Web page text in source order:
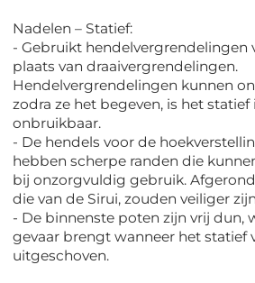
Nadelen – Statief:
- Gebruikt hendelvergrendelingen
plaats van draaivergrendelingen.
Hendelvergrendelingen kunnen
zodra ze het begeven, is het statief
onbruikbaar.
- De hendels voor de
hebben scherpe randen die
bij onzorgvuldig gebruik.
die van de Sirui, zouden veiliger
- De binnenste poten zijn vrij dun,
gevaar brengt wanneer het statief
uitgeschoven.